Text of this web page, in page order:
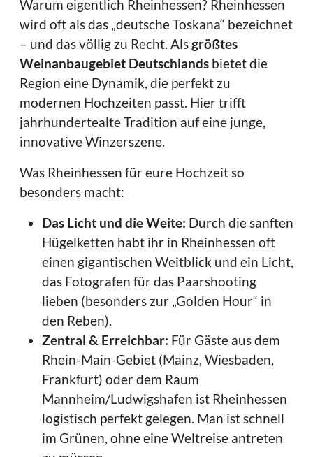
Warum eigentlich Rheinhessen? Rheinhessen
wird oft als das „deutsche Toskana“ bezeichnet
– und das völlig zu Recht. Alsgrößtes
Weinanbaugebiet Deutschlands bietet die
Region eine Dynamik, die perfekt zu
modernen Hochzeiten passt. Hier trifft
jahrhundertealte Tradition auf eine junge,
innovative Winzerszene.
Was Rheinhessen für eure Hochzeit so
besonders macht:
Das Licht und die Weite: Durch die sanften
Hügelketten habt ihr in Rheinhessen oft
einen gigantischen Weitblick und ein Licht,
das Fotografen für das Paarshooting
lieben (besonders zur „Golden Hour“ in
den Reben).
Zentral & Erreichbar: Für Gäste aus dem
Rhein-Main-Gebiet (Mainz, Wiesbaden,
Frankfurt) oder dem Raum
Mannheim/Ludwigshafen ist Rheinhessen
logistisch perfekt gelegen. Man ist schnell
im Grünen, ohne eine Weltreise antreten